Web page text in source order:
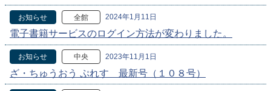
お知らせ 全館 2024年1月11日
電子書籍サービスのログイン方法が変わりました。
お知らせ 中央 2023年11月1日
ざ・ちゅうおう ぷれす 最新号（１０８号）